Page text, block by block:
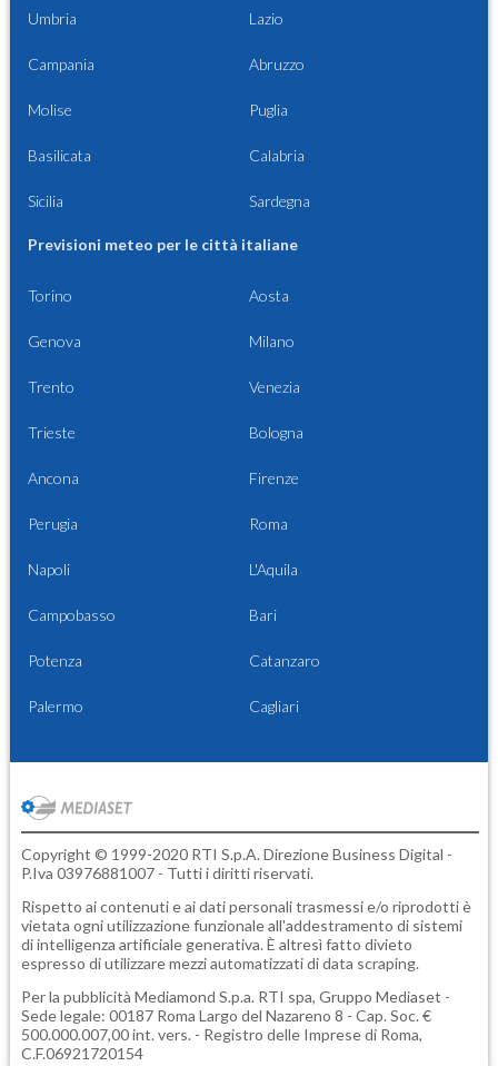
Umbria Lazio
Campania Abruzzo
Molise Puglia
Basilicata Calabria
Sicilia Sardegna
Previsioni meteo per le città italiane
Torino Aosta
Genova Milano
Trento Venezia
Trieste Bologna
Ancona Firenze
Perugia Roma
Napoli L'Aquila
Campobasso Bari
Potenza Catanzaro
Palermo Cagliari
Copyright © 1999-2020 RTI S.p.A. Direzione Business Digital -
P.Iva 03976881007 - Tutti i diritti riservati.
Rispetto ai contenuti e ai dati personali trasmessi e/o riprodotti è
vietata ogni utilizzazione funzionale all'addestramento di sistemi
di intelligenza artificiale generativa. È altresì fatto divieto
espresso di utilizzare mezzi automatizzati di data scraping.
Per la pubblicità Mediamond S.p.a. RTI spa, Gruppo Mediaset -
Sede legale: 00187 Roma Largo del Nazareno 8 - Cap. Soc. €
500.000.007,00 int. vers. - Registro delle Imprese di Roma,
C.F.06921720154